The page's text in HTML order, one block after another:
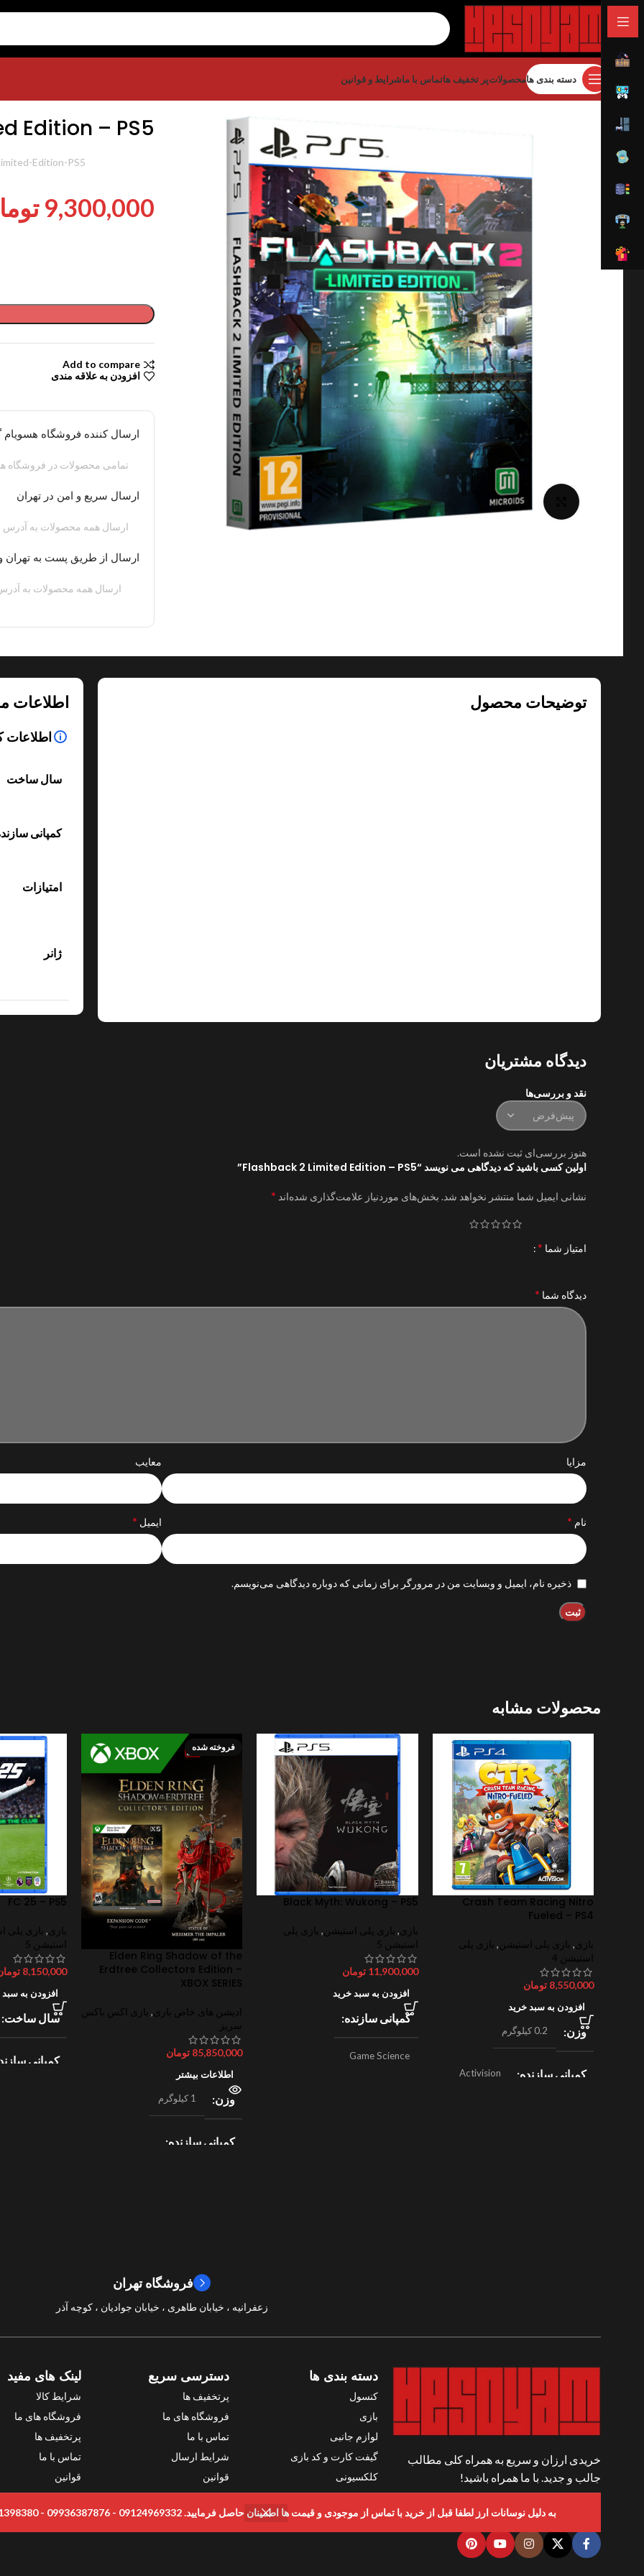
به دلیل نوسانات ارز لطفا قبل از خرید با تماس از موجودی و قیمت ها اطمینان حاصل فرمایید. 09124969332 - 09936387876 - 09331398380
دسته بندی هامحصولاتپر تخفیف هاتماس با ماشرایط و قوانین
خانه بازی بازی پلی استیشن
برای بزرگنمایی کلیک کنید
Edition – PS5
Edition-PS5
9,300,000
Add to compare
افزودن به علاقه مندی
ارسال کننده فروشگاه
تمامی محصولات در فروشگاه
ارسال سریع و امن در تهران
ارسال همه محصولات به آدرس
ارسال از طریق پست به تهران
ارسال همه محصولات به
توضیحات محصول اطلاعات
اطلاعات
سال ساخت
کمپانی
امتیازات
ژانر
دیدگاه مشتریان
نقد و بررسی‌ها
هنوز بررسی‌ای ثبت نشده است.
اولین کسی باشید که دیدگاهی می نویسد “Flashback 2 Limited Edition – PS5”
نشانی ایمیل شما منتشر نخواهد شد. بخش‌های موردنیاز علامت‌گذاری شده‌اند *
امتیاز شما *
دیدگاه شما *
مزایا معایب
نام * ایمیل *
ذخیره نام، ایمیل و وبسایت من در مرورگر برای زمانی که دوباره دیدگاهی می‌نویسم.
محصولات مشابه
Crash Team Racing Nitro
Fueled – PS4
بازی, بازی پلی استیشن , بازی پلی
استیشن 4
8,550,000 تومان
افزودن به سبد خرید
وزن 0.2 کیلوگرم
کمپانی سازنده
Activision
Black Myth: Wukong – PS5
بازی, بازی پلی استیشن , بازی پلی
استیشن 5
11,900,000 تومان
افزودن به سبد خرید
کمپانی سازنده
Game Science
فروخته شده
Elden Ring Shadow of the
Erdtree Collectors Edition –
XBOX SERIES
ادیشن های خاص بازی, بازی اکس باکس
سریز
85,850,000 تومان
اطلاعات بیشتر
وزن 1 کیلوگرم
کمپانی سازنده
سال ساخت 2024
FC 25 – PS5
بازی, بازی پلی
استیشن 5
8,150,000
افزودن به
سال ساخت
کمپانی
فروشگاه تهران
زعفرانیه ، خیابان طاهری ، خیابان جوادیان ، کوچه آذر
خریدی ارزان و سریع به همراه کلی مطالب
جالب و جدید. با ما همراه باشید!
شبکه های اجتماعی ما
دسته بندی ها
کنسول
بازی
لوازم جانبی
گیفت کارت و کد بازی
کلکسیونی
واقعیت مجازی
دسترسی سریع
پرتخفیف ها
فروشگاه های ما
تماس با ما
شرایط ارسال
قوانین
لینک های مفید
شرایط کالا
فروشگاه های ما
پرتخفیف ها
تماس با ما
قوانین